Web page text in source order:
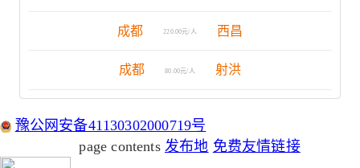
成都 220.00元/人 西昌
成都 80.00元/人 射洪
豫公网安备41130302000719号
page contents 发布地 免费友情链接